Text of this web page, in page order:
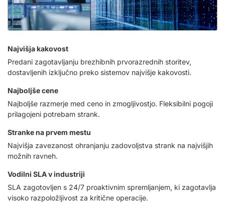
Najvišja kakovost
Predani zagotavljanju brezhibnih prvorazrednih storitev,
dostavljenih izključno preko sistemov najvišje kakovosti.
Najboljše cene
Najboljše razmerje med ceno in zmogljivostjo. Fleksibilni pogoji
prilagojeni potrebam strank.
Stranke na prvem mestu
Najvišja zavezanost ohranjanju zadovoljstva strank na najvišjih
možnih ravneh.
Vodilni SLA v industriji
SLA zagotovljen s 24/7 proaktivnim spremljanjem, ki zagotavlja
visoko razpoložljivost za kritične operacije.